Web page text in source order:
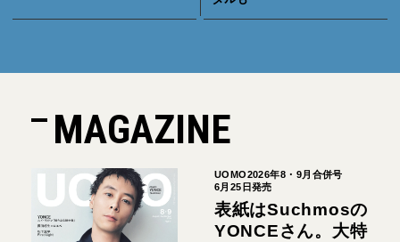
MAGAZINE
UOMO2026年8・9月合併号
6月25日発売
表紙はSuchmosの
YONCEさん。大特